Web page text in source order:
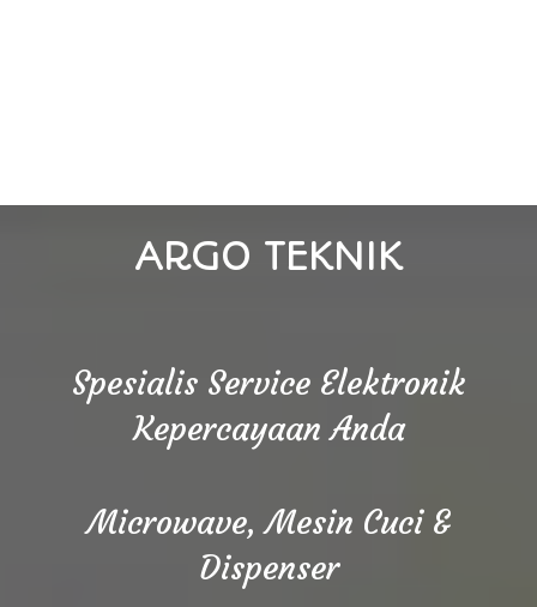
ARGO TEKNIK
Spesialis Service Elektronik
Kepercayaan Anda
Microwave, Mesin Cuci &
Dispenser